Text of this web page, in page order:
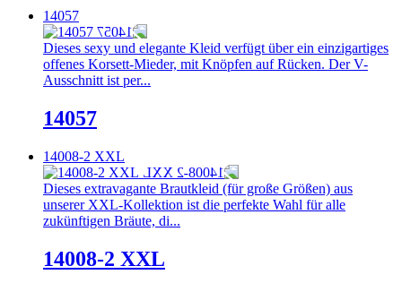
14057
Dieses sexy und elegante Kleid verfügt über ein einzigartiges
offenes Korsett-Mieder, mit Knöpfen auf Rücken. Der V-
Ausschnitt ist per...
14057
14008-2 XXL
Dieses extravagante Brautkleid (für große Größen) aus
unserer XXL-Kollektion ist die perfekte Wahl für alle
zukünftigen Bräute, di...
14008-2 XXL